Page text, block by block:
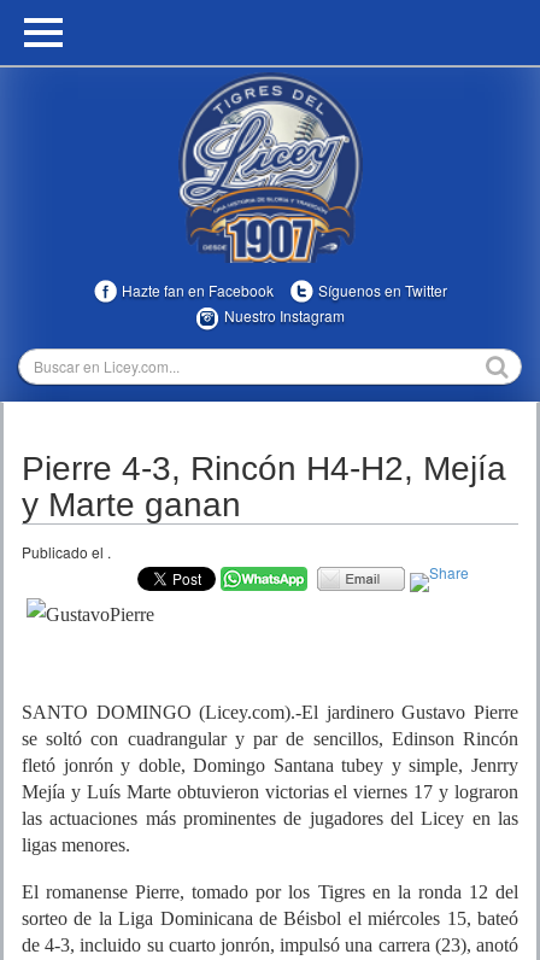
HOME
MULTIMEDIA
TEMPORADAS
Hazte fan en Facebook
Síguenos en Twitter
Nuestro Instagram
Pierre 4-3, Rincón H4-H2, Mejía
y Marte ganan
Publicado el .
SANTO DOMINGO (Licey.com).-El jardinero Gustavo Pierre
se soltó con cuadrangular y par de sencillos, Edinson Rincón
fletó jonrón y doble, Domingo Santana tubey y simple, Jenrry
Mejía y Luís Marte obtuvieron victorias el viernes 17 y lograron
las actuaciones más prominentes de jugadores del Licey en las
ligas menores.
El romanense Pierre, tomado por los Tigres en la ronda 12 del
sorteo de la Liga Dominicana de Béisbol el miércoles 15, bateó
de 4-3, incluido su cuarto jonrón, impulsó una carrera (23), anotó